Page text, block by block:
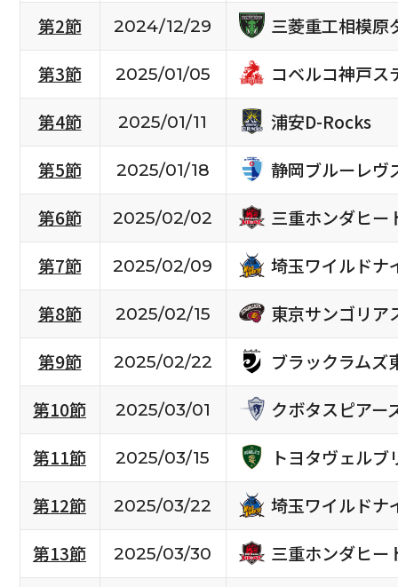
第2節
2024/12/29
三菱重工相模原
第3節
2025/01/05
コベルコ神戸ス
第4節
2025/01/11
浦安D-Rocks
第5節
2025/01/18
静岡ブルーレヴ
第6節
2025/02/02
三重ホンダヒー
第7節
2025/02/09
埼玉ワイルドナ
第8節
2025/02/15
東京サンゴリア
第9節
2025/02/22
ブラックラムズ
第10節
2025/03/01
クボタスピアー
第11節
2025/03/15
トヨタヴェルブ
第12節
2025/03/22
埼玉ワイルドナ
第13節
2025/03/30
三重ホンダヒー